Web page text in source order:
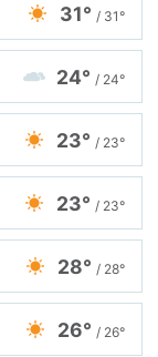
31° / 31°
24° / 24°
23° / 23°
23° / 23°
28° / 28°
26° / 26°